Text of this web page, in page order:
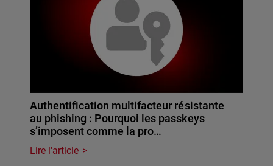
Authentification multifacteur résistante
au phishing : Pourquoi les passkeys
s’imposent comme la pro…
Lire l'article